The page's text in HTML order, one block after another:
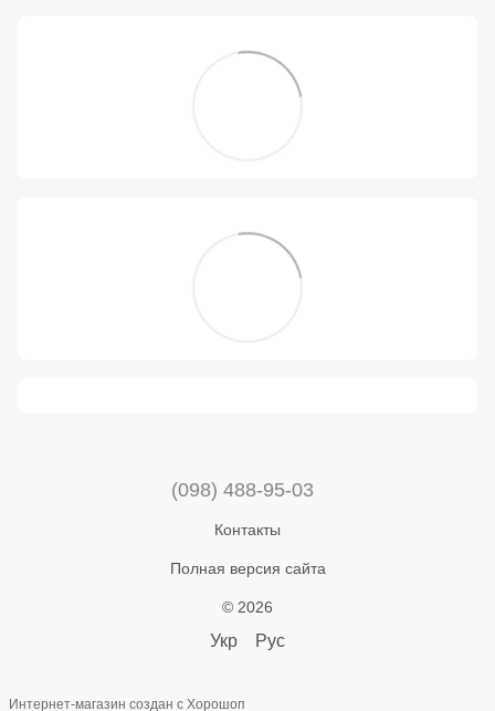
(098) 488-95-03
Контакты
Полная версия сайта
© 2026
Укр Рус
Интернет-магазин создан с Хорошоп